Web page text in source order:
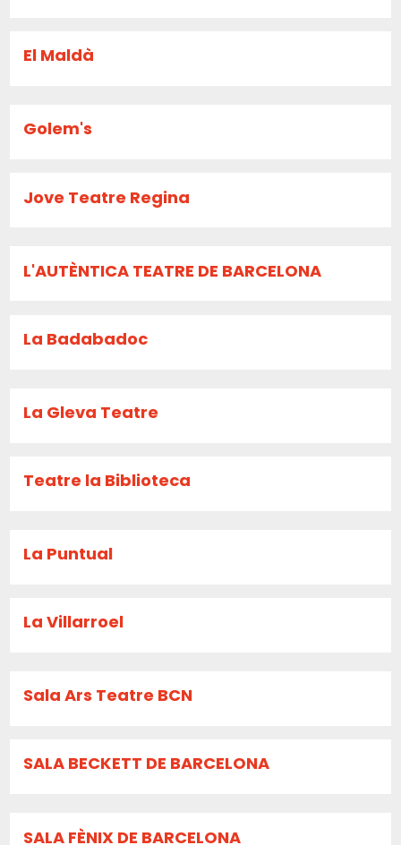
El Maldà
Golem's
Jove Teatre Regina
L'AUTÈNTICA TEATRE DE BARCELONA
La Badabadoc
La Gleva Teatre
Teatre la Biblioteca
La Puntual
La Villarroel
Sala Ars Teatre BCN
SALA BECKETT DE BARCELONA
SALA FÈNIX DE BARCELONA